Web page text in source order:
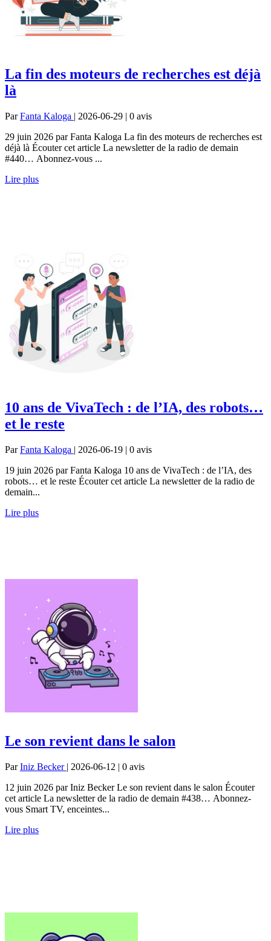
La fin des moteurs de recherches est déjà
là
ParFanta Kaloga | 2026-06-29 | 0 avis
29 juin 2026 par Fanta Kaloga La fin des moteurs de recherches est
déjà là Écouter cet article La newsletter de la radio de demain
#440… Abonnez-vous ...
Lire plus
10 ans de VivaTech : de l’IA, des robots…
et le reste
ParFanta Kaloga | 2026-06-19 | 0 avis
19 juin 2026 par Fanta Kaloga 10 ans de VivaTech : de l’IA, des
robots… et le reste Écouter cet article La newsletter de la radio de
demain...
Lire plus
Le son revient dans le salon
ParIniz Becker | 2026-06-12 | 0 avis
12 juin 2026 par Iniz Becker Le son revient dans le salon Écouter
cet article La newsletter de la radio de demain #438… Abonnez-
vous Smart TV, enceintes...
Lire plus